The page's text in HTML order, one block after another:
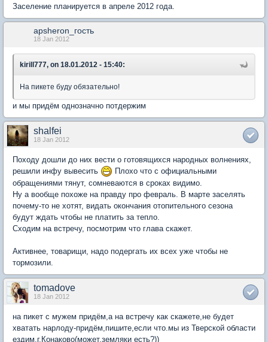
Заселение планируется в апреле 2012 года.
apsheron_гость
18 Jan 2012
kirill777, on 18.01.2012 - 15:40:
На пикете буду обязательно!
и мы придём однозначно потдержим
shalfei
18 Jan 2012
Походу дошли до них вести о готовящихся народных волнениях,
решили инфу вывесить
Плохо что с официальными
обращениями тянут, сомневаются в сроках видимо.
Ну а вообще похоже на правду про февраль. В марте заселять
почему-то не хотят, видать окончания отопительного сезона
будут ждать чтобы не платить за тепло.
Сходим на встречу, посмотрим что глава скажет.
Активнее, товарищи, надо подергать их всех уже чтобы не
тормозили.
tomadove
18 Jan 2012
на пикет с мужем придём,а на встречу как скажете,не будет
хватать нарлоду-придём,пишите,если что.мы из Тверской области
ездим,г.Конаково(может,земляки есть?))